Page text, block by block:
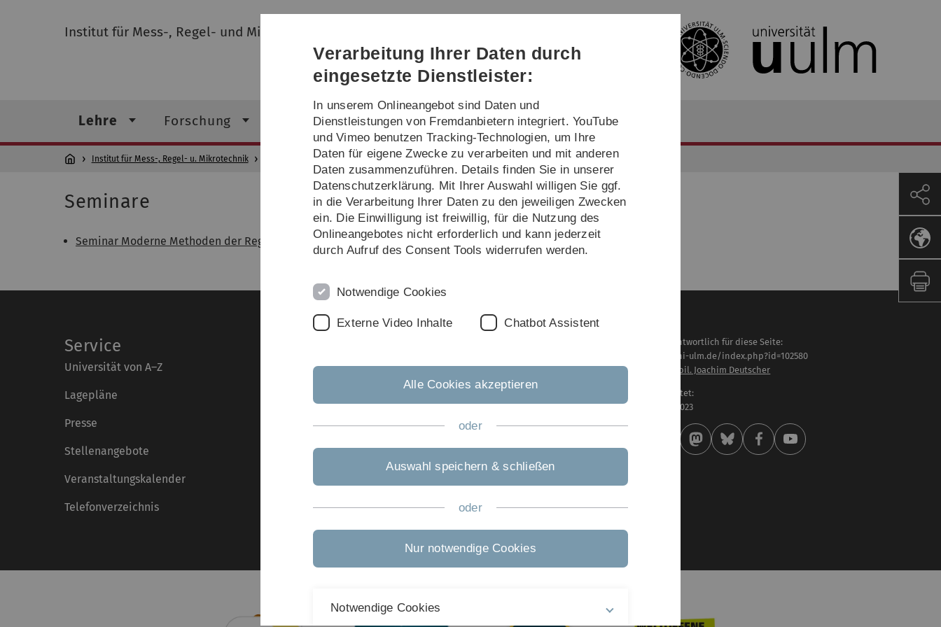
Direkt
Direkt
Direkt
(Sprache,
Drucken,
Social
Direkt
Direkt
Institut für Mess-, Regel- und Mikrotechnik
Lehre Forschung Institut Stellenangebote
Institut für Mess-, Regel- u. Mikrotechnik Seminare
Seminare
Seminar Moderne Methoden der Regelungstechnik (Sommer- und Wintersemester)
Service
Universität von A–Z
Lagepläne
Presse
Stellenangebote
Veranstaltungskalender
Telefonverzeichnis
Impressum
Barrierefreiheit
Gebärdensprache
Inhaltlich verantwortlich für diese Seite:
https://www.uni-ulm.de/index.php?id=102580
Prof. Dr.-Ing. habil. Joachim Deutscher
Zuletzt bearbeitet:
05 . Dezember 2023
Verarbeitung Ihrer Daten durch
eingesetzte Dienstleister:
In unserem Onlineangebot sind Daten und
Dienstleistungen von Fremdanbietern integriert. YouTube
und Vimeo benutzen Tracking-Technologien, um Ihre
Daten für eigene Zwecke zu verarbeiten und mit anderen
Daten zusammenzuführen. Details finden Sie in unserer
Datenschutzerklärung. Mit Ihrer Auswahl willigen Sie ggf.
in die Verarbeitung Ihrer Daten zu den jeweiligen Zwecken
ein. Die Einwilligung ist freiwillig, für die Nutzung des
Onlineangebotes nicht erforderlich und kann jederzeit
durch Aufruf des Consent Tools widerrufen werden.
Notwendige Cookies
Externe Video Inhalte Chatbot Assistent
Alle Cookies akzeptieren
oder
Auswahl speichern & schließen
oder
Nur notwendige Cookies
Notwendige Cookies